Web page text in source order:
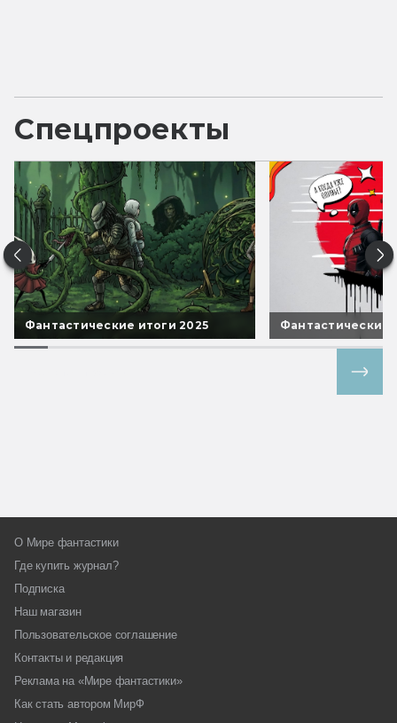
Спецпроекты
Фантастические итоги 2025 Фантастические
О Мире фантастики
Где купить журнал?
Подписка
Наш магазин
Пользовательское соглашение
Контакты и редакция
Реклама на «Мире фантастики»
Как стать автором МирФ